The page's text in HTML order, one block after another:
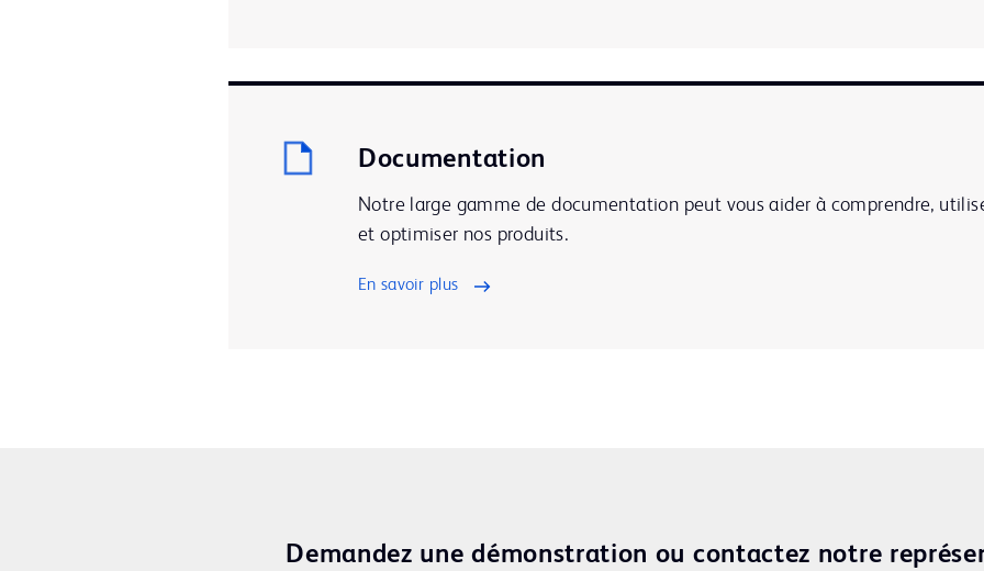
Documentation
Notre large gamme de documentation peut vous aider à comprendre,
et optimiser nos produits.
En savoir plus
Demandez une démonstration ou contactez notre